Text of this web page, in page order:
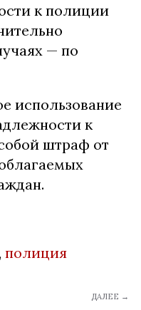
к полиции
— по
использование
к
штраф от
, полиция
ДАЛЕЕ →